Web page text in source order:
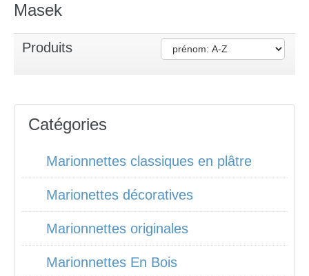
Masek
Produits
Catégories
Marionnettes classiques en plâtre
Marionettes décoratives
Marionnettes originales
Marionnettes En Bois